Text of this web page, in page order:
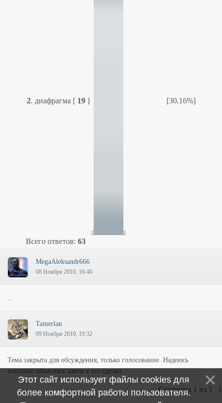
2. диафрагма [ 19] [30.16%]
Всего ответов: 63
MegaAleksandr666
08 Ноября 2010, 16:46
...
Tamerlan
09 Ноября 2010, 19:32
Тема закрыта для обсуждения, только голосование. Надеюсь
ненужно объяснять зачем я это сделал.
Страница 1 из 1 1
Этот сайт использует файлы cookies для
более комфортной работы пользователя.